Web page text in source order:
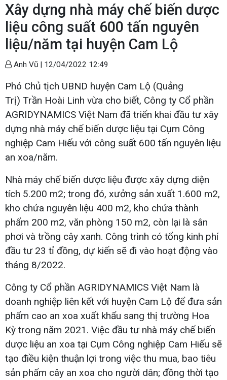
Xây dựng nhà máy chế biến dược
liệu công suất 600 tấn nguyên
liệu/năm tại huyện Cam Lộ
Anh Vũ | 12/04/2022 12:49
Phó Chủ tịch UBND huyện Cam Lộ (Quảng
Trị) Trần Hoài Linh vừa cho biết, Công ty Cổ phần
AGRIDYNAMICS Việt Nam đã triển khai đầu tư xây
dựng nhà máy chế biến dược liệu tại Cụm Công
nghiệp Cam Hiếu với công suất 600 tấn nguyên liệu
an xoa/năm.
Nhà máy chế biến dược liệu được xây dựng diện
tích 5.200 m2; trong đó, xưởng sản xuất 1.600 m2,
kho chứa nguyên liệu 400 m2, kho chứa thành
phẩm 200 m2, văn phòng 150 m2, còn lại là sân
phơi và trồng cây xanh. Công trình có tổng kinh phí
đầu tư 23 tỉ đồng, dự kiến sẽ đi vào hoạt động vào
tháng 8/2022.
Công ty Cổ phần AGRIDYNAMICS Việt Nam là
doanh nghiệp liên kết với huyện Cam Lộ để đưa sản
phẩm cao an xoa xuất khẩu sang thị trường Hoa
Kỳ trong năm 2021. Việc đầu tư nhà máy chế biến
dược liệu an xoa tại Cụm Công nghiệp Cam Hiếu sẽ
tạo điều kiện thuận lợi trong việc thu mua, bao tiêu
sản phẩm cây an xoa cho người dân; đồng thời tạo